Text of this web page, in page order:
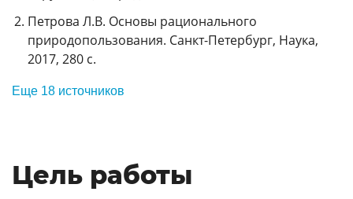
Петрова Л.В. Основы рационального
природопользования. Санкт-Петербург, Наука,
2017, 280 с.
Еще 18 источников
Цель работы